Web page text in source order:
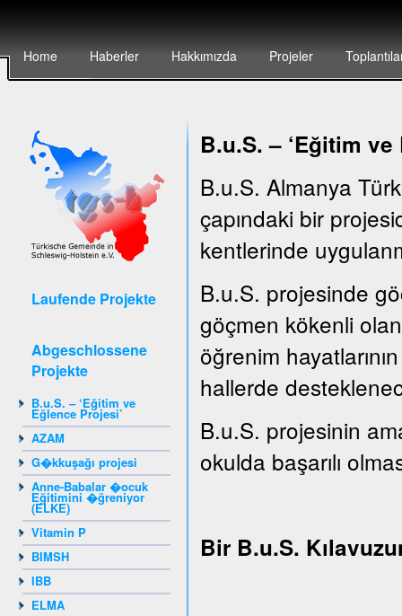
Home Haberler Hakkımızda Projeler
Laufende Projekte
Abgeschlossene
Projekte
B.u.S. – ‘Eğitim ve
Eğlence Projesi’
AZAM
G�kkuşağı projesi
Anne-Babalar �ocuk
Eğitimini �ğreniyor
(ELKE)
Vitamin P
BIMSH
IBB
ELMA
B.u.S. – ‘Eğitim ve
B.u.S. Almanya
çapındaki bir
kentlerinde
B.u.S. projesinde
göçmen kökenli
öğrenim
hallerde
B.u.S. projesinin
okulda başarılı
Bir B.u.S.